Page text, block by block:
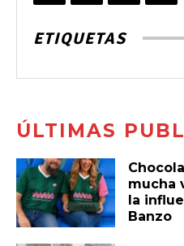
ETIQUETAS
ÚLTIMAS
mucha
la
Banzo